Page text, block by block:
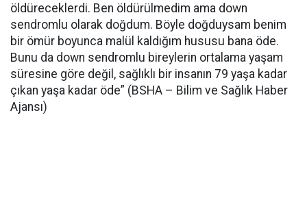
öldüreceklerdi. Ben öldürülmedim ama down
sendromlu olarak doğdum. Böyle doğduysam benim
bir ömür boyunca malül kaldığım hususu bana öde.
Bunu da down sendromlu bireylerin ortalama yaşam
süresine göre değil, sağlıklı bir insanın 79 yaşa kadar
çıkan yaşa kadar öde” (BSHA – Bilim ve Sağlık Haber
Ajansı)